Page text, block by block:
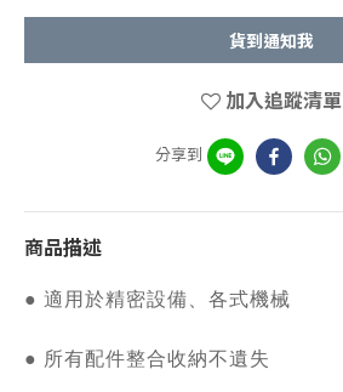
貨到通知我
加入追蹤清單
分享到
商品描述
● 適用於精密設備、各式機械
● 所有配件整合收納不遺失